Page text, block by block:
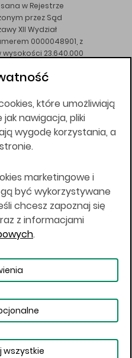
w Rejestrze
przez Sąd
XII Wydział
0000048901, z
23.640.000
zezwolenia KNF z dnia
stronie w tym
nie są
miejsce
Stanach
jurysdykcji, w której
z prawem lub w
nabycie produktów
lub w której nie
Prawa obowiązujące
czy jest możliwe
osobowe
które umożliwiają
nawigacja, pliki
wygodę korzystania, a
marketingowe i
być wykorzystywane
chcesz zapoznaj się
z informacjami
.
wszystkie